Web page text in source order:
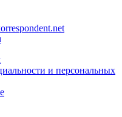
и персональных